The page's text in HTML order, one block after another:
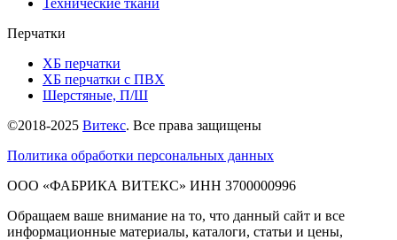
Технические ткани
Перчатки
ХБ перчатки
ХБ перчатки с ПВХ
Шерстяные, П/Ш
©2018-2025 Витекс. Все права защищены
Политика обработки персональных данных
ОOO «ФАБРИКА ВИТЕКС» ИНН 3700000996
Обращаем ваше внимание на то, что данный сайт и все
информационные материалы, каталоги, статьи и цены,